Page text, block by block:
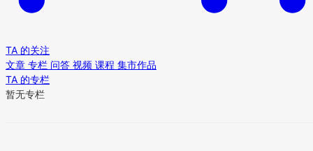
TA 的关注
文章 专栏 问答 视频 课程 集市作品
TA 的专栏
暂无专栏